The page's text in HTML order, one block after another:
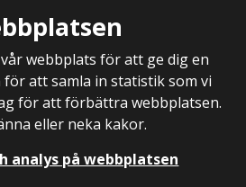
webbplats för att ge dig en
att samla in statistik som vi
för att förbättra webbplatsen.
eller neka kakor.
analys på webbplatsen